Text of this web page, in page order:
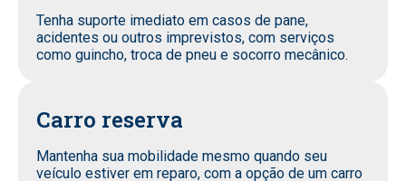
Tenha suporte imediato em casos de pane,
acidentes ou outros imprevistos, com serviços
como guincho, troca de pneu e socorro mecânico.
Carro reserva
Mantenha sua mobilidade mesmo quando seu
veículo estiver em reparo, com a opção de um carro